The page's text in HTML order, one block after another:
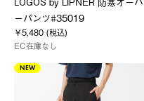
ーパンツ#35019
￥5,480 (税込)
EC在庫なし
NEW